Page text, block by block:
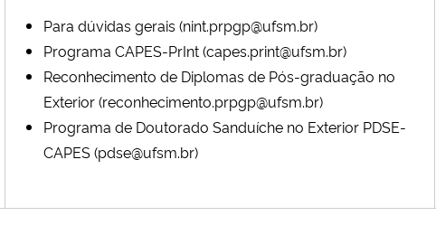
Para dúvidas gerais(nint.prpgp@ufsm.br)
Programa CAPES-PrInt(capes.print@ufsm.br)
Reconhecimento de Diplomas de Pós-graduação no
Exterior(reconhecimento.prpgp@ufsm.br)
Programa de Doutorado Sanduíche no Exterior PDSE-
CAPES (pdse@ufsm.br)